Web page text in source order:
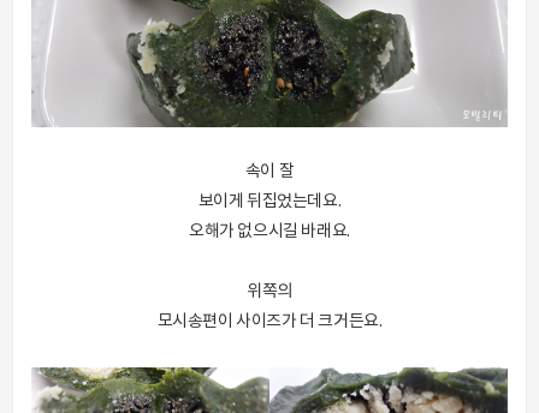
속이 잘
보이게 뒤집었는데요.
오해가 없으시길 바래요.
위쪽의
모시송편이 사이즈가 더 크거든요.